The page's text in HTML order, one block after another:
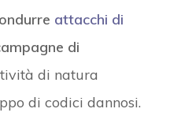
attacchi di
di
di natura
di codici dannosi.